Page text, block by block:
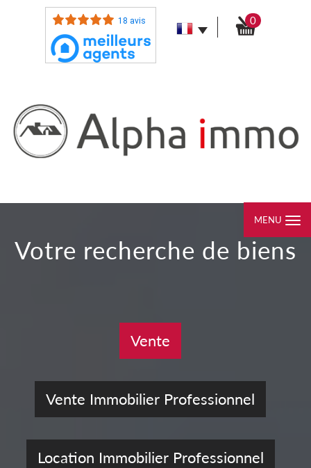
18 avis 0
MENU
votre recherche de biens
Vente
Vente Immobilier Professionnel
Location Immobilier Professionnel